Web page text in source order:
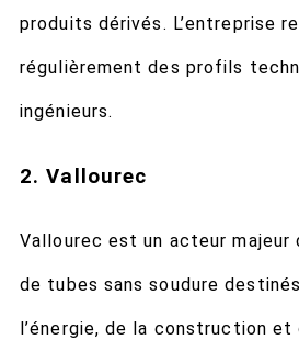
produits dérivés. L’entreprise
régulièrement des profils
ingénieurs.
2. Vallourec
Vallourec est un acteur majeur
de tubes sans soudure
l’énergie, de la construction et